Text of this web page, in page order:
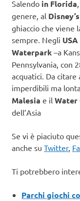
Salendo in Florida
genere, al
ghiaccio che viene
sempre. Negli USA
Waterpark –a
Pennsylvania, con
acquatici. Da
imperdibili ma
Malesia e il Water
dell’Asia
Se vi è piaciuto
anche su Twitter,
Ti potrebbero
Parchi giochi